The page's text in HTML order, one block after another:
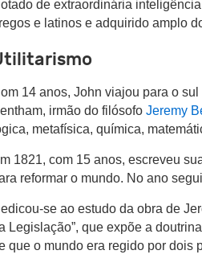
de extraordinária
e latinos e adquirido amplo
14 anos, John viajou para o
irmão do filósofo Jeremy
metafísica, química,
1821, com 15 anos, escreveu
reformar o mundo. No ano
se ao estudo da obra de
Legislação”, que expõe a
que o mundo era regido por dois